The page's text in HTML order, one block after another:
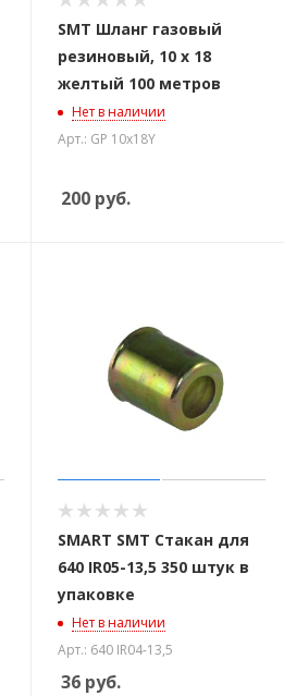
SMT Шланг газовый
резиновый, 10 х 18
желтый 100 метров
Нет в наличии
Арт.: GP 10х18Y
200 руб.
SMART SMT Стакан для
640 IR05-13,5 350 штук в
упаковке
Нет в наличии
Арт.: 640 IR04-13,5
36 руб.